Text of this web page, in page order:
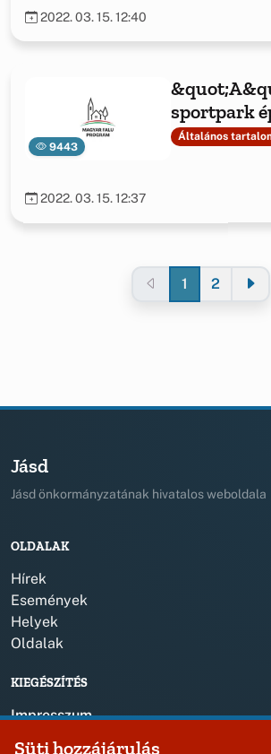
2022. 03. 15. 12:40
9443
sportpark
Általános
2022. 03. 15. 12:37
1 2
Jásd
Jásd önkormányzatának hivatalos weboldala
OLDALAK
Hírek
Események
Helyek
Oldalak
KIEGÉSZÍTÉS
Impresszum
Süti hozzájárulás